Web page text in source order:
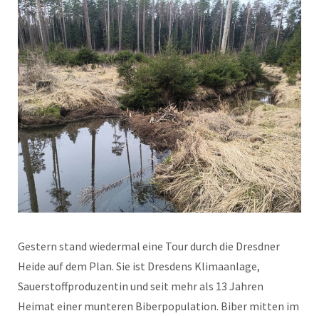
Gestern stand wiedermal eine Tour durch die Dresdner
Heide auf dem Plan. Sie ist Dresdens Klimaanlage,
Sauerstoffproduzentin und seit mehr als 13 Jahren
Heimat einer munteren Biberpopulation. Biber mitten im